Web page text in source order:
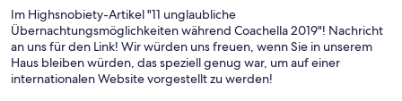
Im Highsnobiety-Artikel "11 unglaubliche
Übernachtungsmöglichkeiten während Coachella 2019"! Nachricht
an uns für den Link! Wir würden uns freuen, wenn Sie in unserem
Haus bleiben würden, das speziell genug war, um auf einer
internationalen Website vorgestellt zu werden!